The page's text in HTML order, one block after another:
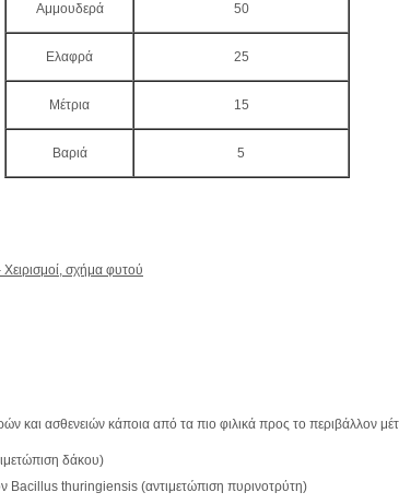
Αμμουδερά 50
Ελαφρά 25
Μέτρια 15
Βαριά 5
σχήμα φυτού
και ασθενειών κάποια από τα πιο φιλικά προς το περιβάλλον
δάκου)
Bacillus thuringiensis (αντιμετώπιση πυρινοτρύτη)